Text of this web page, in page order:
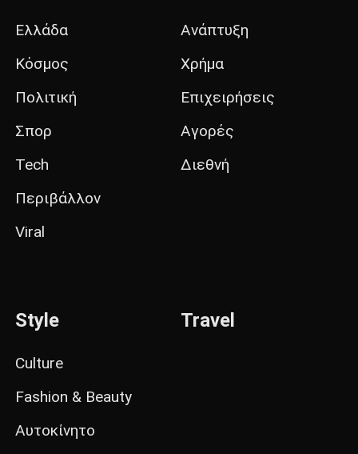
Ελλάδα
Κόσμος
Πολιτική
Σπορ
Tech
Περιβάλλον
Viral
Ανάπτυξη
Χρήμα
Επιχειρήσεις
Αγορές
Διεθνή
Style
Culture
Fashion & Beauty
Αυτοκίνητο
Travel